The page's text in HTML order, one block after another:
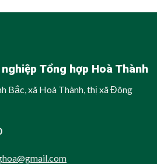
Tổng hợp Hoà Thành
Bắc, xã Hoà Thành, thị xã Đông